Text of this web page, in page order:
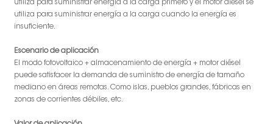
utiliza para suministrar energía a la carga primero y el motor diésel se
utiliza para suministrar energía a la carga cuando la energía es
insuficiente.
Escenario de aplicación
El modo fotovoltaico + almacenamiento de energía + motor diésel
puede satisfacer la demanda de suministro de energía de tamaño
mediano en áreas remotas. Como islas, pueblos grandes, fábricas en
zonas de corrientes débiles, etc.